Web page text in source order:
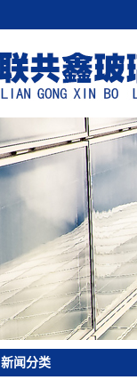
新闻分类